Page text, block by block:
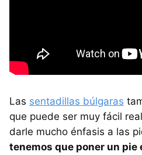
Las sentadillas búlgaras
que puede ser muy fácil
darle mucho énfasis a las
tenemos que poner un pie